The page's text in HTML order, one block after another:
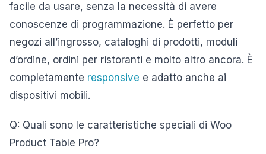
facile da usare, senza la necessità di avere
conoscenze di programmazione. È perfetto per
negozi all’ingrosso, cataloghi di prodotti, moduli
d’ordine, ordini per ristoranti e molto altro ancora. È
completamente responsive e adatto anche ai
dispositivi mobili.
Q: Quali sono le caratteristiche speciali di Woo
Product Table Pro?